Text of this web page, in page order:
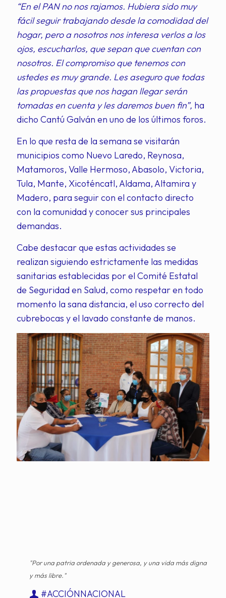
“En el PAN no nos rajamos. Hubiera sido muy
fácil seguir trabajando desde la comodidad del
hogar, pero a nosotros nos interesa verlos a los
ojos, escucharlos, que sepan que cuentan con
nosotros. El compromiso que tenemos con
ustedes es muy grande. Les aseguro que todas
las propuestas que nos hagan llegar serán
tomadas en cuenta y les daremos buen fin”, ha
dicho Cantú Galván en uno de los últimos foros.
En lo que resta de la semana se visitarán
municipios como Nuevo Laredo, Reynosa,
Matamoros, Valle Hermoso, Abasolo, Victoria,
Tula, Mante, Xicoténcatl, Aldama, Altamira y
Madero, para seguir con el contacto directo
con la comunidad y conocer sus principales
demandas.
Cabe destacar que estas actividades se
realizan siguiendo estrictamente las medidas
sanitarias establecidas por el Comité Estatal
de Seguridad en Salud, como respetar en todo
momento la sana distancia, el uso correcto del
cubrebocas y el lavado constante de manos.
"Por una patria ordenada y generosa, y una vida más digna
y más libre."
#ACCIÓNNACIONAL